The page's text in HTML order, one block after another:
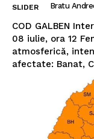
SLIDER Bratu
COD GALBEN
08 iulie, ora 12
atmosferică,
afectate: Banat,